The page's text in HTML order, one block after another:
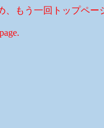
、もう一回トップペー